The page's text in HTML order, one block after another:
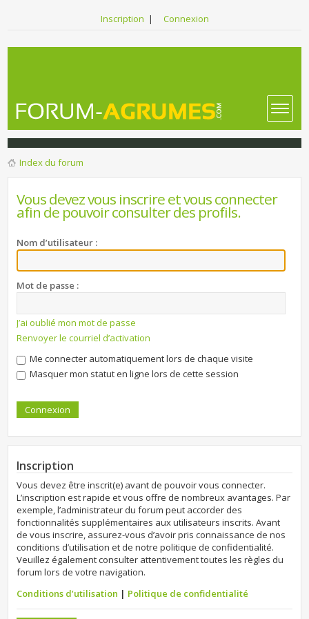
Inscription | Connexion
Index du forum
Vous devez vous inscrire et vous connecter
afin de pouvoir consulter des profils.
Nom d’utilisateur :
Mot de passe :
J’ai oublié mon mot de passe
Renvoyer le courriel d’activation
Me connecter automatiquement lors de chaque visite
Masquer mon statut en ligne lors de cette session
Inscription
Vous devez être inscrit(e) avant de pouvoir vous connecter.
L’inscription est rapide et vous offre de nombreux avantages. Par
exemple, l’administrateur du forum peut accorder des
fonctionnalités supplémentaires aux utilisateurs inscrits. Avant
de vous inscrire, assurez-vous d’avoir pris connaissance de nos
conditions d’utilisation et de notre politique de confidentialité.
Veuillez également consulter attentivement toutes les règles du
forum lors de votre navigation.
Conditions d’utilisation | Politique de confidentialité